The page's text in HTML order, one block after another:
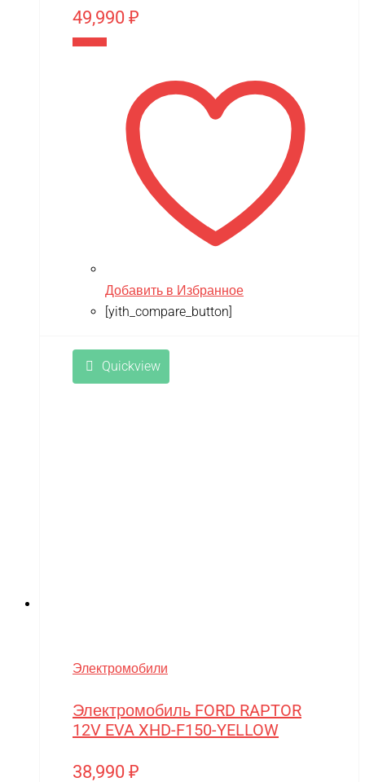
49,990 ₽
Добавить в Избранное
[yith_compare_button]
Quickview
Электромобили
Электромобиль FORD RAPTOR
12V EVA XHD-F150-YELLOW
38,990 ₽